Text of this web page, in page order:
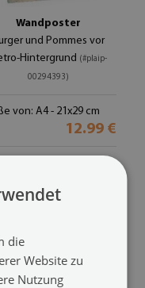
Wandposter
und Pommes vor
Hintergrund (#plaip-
00294393)
von: A4 - 21x29 cm
12.99 €
die
Website zu
Nutzung